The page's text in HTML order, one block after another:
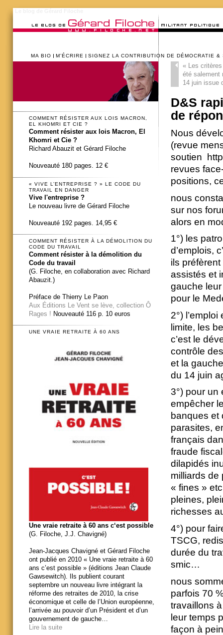
MA BIO M’ÉCRIRE SIGNEZ LA CONTRIBUTION DE DÉMOCRATIE &
«Les critères
été salement
14 juin issue
D&S
de
Nous
(revue
soutien
revues
positions,
nous
sur nos
alors en
1°) les
d’emplois,
ils
assistés et
gauche
pour le
2°)
limite, les
c’est le
contrôle
et la
du 14 juin
3°) pour un
empêcher
banques et
parasites,
français
fraude
dilapidés
milliards de
« fines »
pleines,
richesses
4°) pour
TSCG,
durée du
smic…
nous
parfois 70
travaillons
leur temps
façon à
COMMENT RÉSISTER AUX LOIS MACRON,
EL KHOMRI ET CIE ?
Comment résister aux lois Macron, El
Khomri et Cie ?
Richard Abauzit et Gérard Filoche
Nouveauté 180 pages. 12 €
« VIVE L’ENTREPRISE ? » LE CODE DU
TRAVAIL EN DANGER
Vive l'entreprise ?
Le nouveau livre de Gérard Filoche
Nouveauté 192 pages. 14,95 €
COMMENT RÉSISTER À LA DÉMOLITION DU
CODE DU TRAVAIL
Comment résister à la démolition du
Code du travail
(G. Filoche, en collaboration avec Richard
Abauzit.)
Préface de Thierry Le Paon
Aux Éditions Le Vent se lève, collection Ô
Rages ! Nouveauté 116 p. 10 euros
UNE VRAIE RETRAITE À 60 ANS
Une vraie retraite à 60 ans c‘est possible
(G. Filoche, J.J. Chavigné)
Jean-Jacques Chavigné et Gérard Filoche
ont publié en 2010 « Une vraie retraite à 60
ans c’est possible » (éditions Jean Claude
Gawsewitch). Ils publient courant
septembre un nouveau livre intégrant la
réforme des retraites de 2010, la crise
économique et celle de l’Union européenne,
l’arrivée au pouvoir d’un Président et d’un
gouvernement de gauche…
Lire la suite